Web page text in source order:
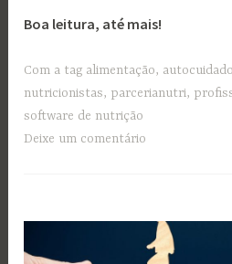
Boa leitura, até mais!
Com a tag alimentação, autocuidado
nutricionistas, parcerianutri,
software de nutrição
Deixe um comentário